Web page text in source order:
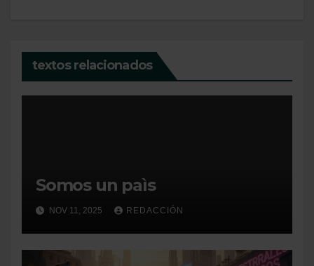
textos relacionados
Somos un paìs
NOV 11, 2025 REDACCIÓN